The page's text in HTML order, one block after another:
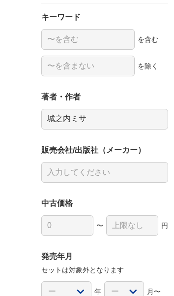
キーワード
を含む
を除く
著者・作者
販売会社/出版社（メーカー）
中古価格
〜 円
発売年月
セットは対象外となります
年 月〜